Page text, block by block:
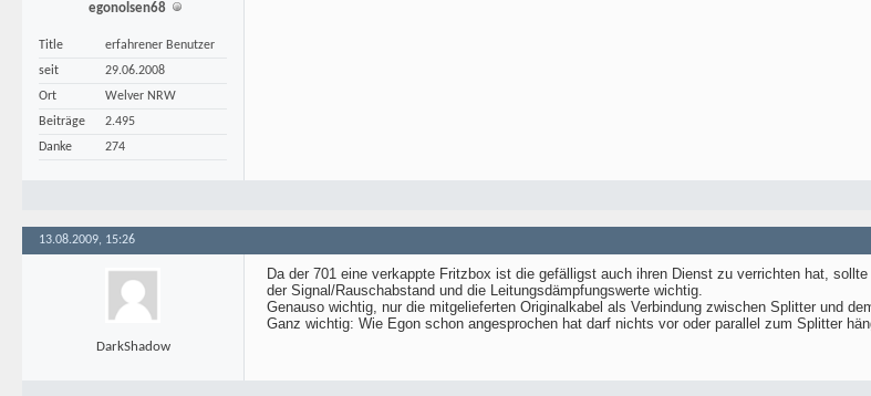
egonolsen68
Title
erfahrener Benutzer
seit
29.06.2008
Ort
Welver NRW
Beiträge
2.495
Danke
274
13.08.2009, 15:26
DarkShadow
Da der 701 eine verkappte Fritzbox ist die gefälligst auch ihren Dienst zu verrichten hat,
der Signal/Rauschabstand und die Leitungsdämpfungswerte wichtig.
Genauso wichtig, nur die mitgelieferten Originalkabel als Verbindung zwischen Splitter und
Ganz wichtig: Wie Egon schon angesprochen hat darf nichts vor oder parallel zum Splitter